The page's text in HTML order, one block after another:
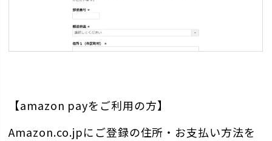
【amazon payをご利用の方】
Amazon.co.jpにご登録の住所・お支払い方法を